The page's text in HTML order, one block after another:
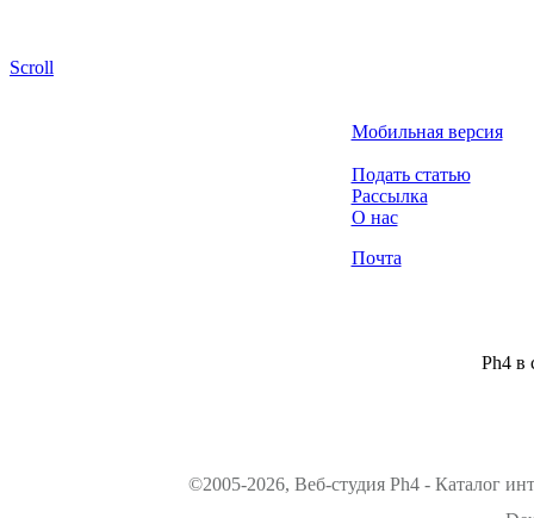
Scroll
Мобильная версия
Подать статью
Рассылка
О нас
Почта
Ph4 в
©2005-2026, Веб-студия Ph4 - Каталог